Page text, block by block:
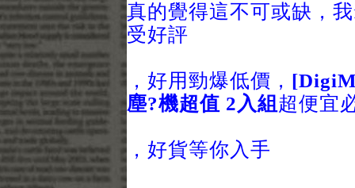
真的覺得這不可或缺，
受好評
，好用勁爆低價，
塵?機超值 2入組 超便宜
，好貨等你入手